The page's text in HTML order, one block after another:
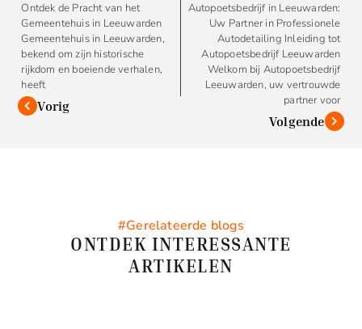
Ontdek de Pracht van het
Gemeentehuis in Leeuwarden
Gemeentehuis in Leeuwarden,
bekend om zijn historische
rijkdom en boeiende verhalen,
heeft
Vorig
Autopoetsbedrijf in Leeuwarden:
Uw Partner in Professionele
Autodetailing Inleiding tot
Autopoetsbedrijf Leeuwarden
Welkom bij Autopoetsbedrijf
Leeuwarden, uw vertrouwde
partner voor
Volgende
#Gerelateerde blogs
ONTDEK INTERESSANTE
ARTIKELEN